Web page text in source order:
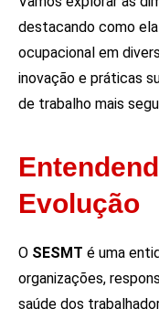
destacando como
ocupacional em
inovação e práticas
de trabalho mais
Evolução
O SESMT é uma
organizações,
saúde dos